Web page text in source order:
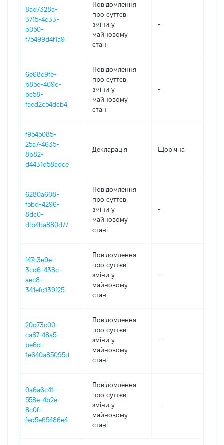
8ad7328a-
3715-4c33-
b050-
f75499d4f1a9
Повідомлення
про суттєві
зміни y
майновому
стані
-
6e68c9fe-
b85e-409c-
bc58-
faed2c54dcb4
Повідомлення
про суттєві
зміни y
майновому
стані
-
f9545085-
25a7-4635-
8b82-
d4431d58adce
Декларація Щорічна
6280a608-
f5bd-4296-
8dc0-
dfb4ba880d77
Повідомлення
про суттєві
зміни y
майновому
стані
-
f47c3e9e-
3cd6-438c-
aec8-
341efd139f25
Повідомлення
про суттєві
зміни y
майновому
стані
-
20d73c00-
ca87-48a5-
be6d-
1e640a85095d
Повідомлення
про суттєві
зміни y
майновому
стані
-
0a6a6c41-
558e-4b2e-
8c0f-
fed5e65486e4
Повідомлення
про суттєві
зміни y
майновому
стані
-